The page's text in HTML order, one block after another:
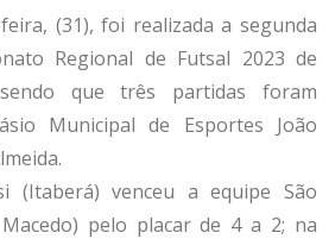
(31), foi realizada a segunda
Regional de Futsal 2023 de
que três partidas foram
Municipal de Esportes João
(Itaberá) venceu a equipe São
pelo placar de 4 a 2; na